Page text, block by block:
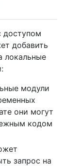
доступом
добавить
локальные
модули
они могут
кодом
запрос на